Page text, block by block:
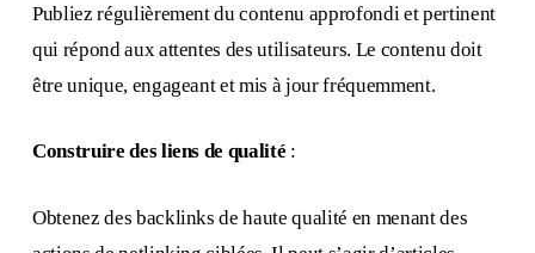
Publiez régulièrement du contenu approfondi et pertinent
qui répond aux attentes des utilisateurs. Le contenu doit
être unique, engageant et mis à jour fréquemment.
Construire des liens de qualité :
Obtenez des backlinks de haute qualité en menant des